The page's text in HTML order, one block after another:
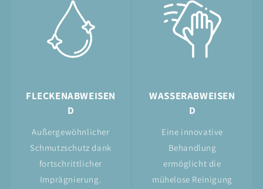
FLECKENABWEISEN
D
Außergewöhnlicher
Schmutzschutz dank
fortschrittlicher
Imprägnierung.
WASSERABWEISEN
D
Eine innovative
Behandlung
ermöglicht die
mühelose Reinigung